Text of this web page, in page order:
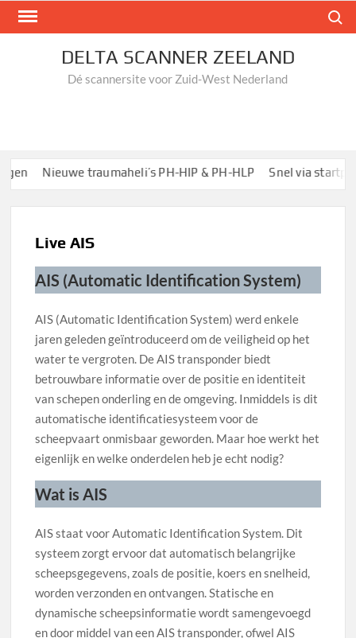
Zoek
DELTA SCANNER ZEELAND
Dé scannersite voor Zuid-West Nederland
Nieuwe traumaheli’s PH-HIP & PH-HLP Snel via
Live AIS
AIS (Automatic Identification System)
AIS (Automatic Identification System) werd enkele
jaren geleden geïntroduceerd om de veiligheid op het
water te vergroten. De AIS transponder biedt
betrouwbare informatie over de positie en identiteit
van schepen onderling en de omgeving. Inmiddels is dit
automatische identificatiesysteem voor de
scheepvaart onmisbaar geworden. Maar hoe werkt het
eigenlijk en welke onderdelen heb je echt nodig?
Wat is AIS
AIS staat voor Automatic Identification System. Dit
systeem zorgt ervoor dat automatisch belangrijke
scheepsgegevens, zoals de positie, koers en snelheid,
worden verzonden en ontvangen. Statische en
dynamische scheepsinformatie wordt samengevoegd
en door middel van een AIS transponder, ofwel AIS